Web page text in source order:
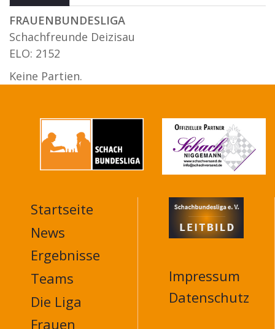
FRAUENBUNDESLIGA
Schachfreunde Deizisau
ELO: 2152
Keine Partien.
MAIN
NAVIGATION
FOOTER
Startseite
News
Ergebnisse
Teams
Die Liga
Frauen
Impressum
Datenschutz